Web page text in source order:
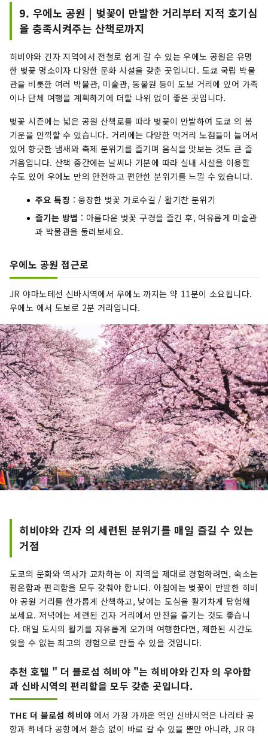
9. 우에노 공원 | 벚꽃이 만발한 거리부터 지적 호기심
을 충족시켜주는 산책로까지
히비야와 긴자 지역에서 전철로 쉽게 갈 수 있는 우에노 공원은 유명
한 벚꽃 명소이자 다양한 문화 시설을 갖춘 곳입니다. 도쿄 국립 박물
관을 비롯한 여러 박물관, 미술관, 동물원 등이 도보 거리에 있어 가족
이나 단체 여행을 계획하기에 더할 나위 없이 좋은 곳입니다.
벚꽃 시즌에는 넓은 공원 산책로를 따라 벚꽃이 만발하여 도쿄 의 봄
기운을 만끽할 수 있습니다. 거리에는 다양한 먹거리 노점들이 늘어서
있어 향긋한 냄새와 축제 분위기를 즐기며 음식을 맛보는 것도 큰 즐
거움입니다. 산책 중간에는 날씨나 기분에 따라 실내 시설을 이용할
수도 있어 우에노 만의 안전하고 편안한 분위기를 느낄 수 있습니다.
주요 특징 : 웅장한 벚꽃 가로수길 / 활기찬 분위기
즐기는 방법 : 아름다운 벚꽃 구경을 즐긴 후, 여유롭게 미술관
과 박물관을 둘러보세요.
우에노 공원 접근로
JR 야마노테선 신바시역에서 우에노 까지는 약 11분이 소요됩니다.
우에노 에서 도보로 2분 거리입니다.
히비야와 긴자 의 세련된 분위기를 매일 즐길 수 있는
거점
도쿄의 문화와 역사가 교차하는 이 지역을 제대로 경험하려면, 숙소는
평온함과 편리함을 모두 갖춰야 합니다. 아침에는 벚꽃이 만발한 히비
야 공원 거리를 한가롭게 산책하고, 낮에는 도심을 활기차게 탐험해
보세요. 저녁에는 세련된 긴자 거리에서 만찬을 즐기는 것도 좋습니
다. 매일 도시의 활기를 자유롭게 오가며 여행한다면, 제한된 시간도
잊을 수 없는 최고의 경험으로 만들 수 있을 것입니다.
추천 호텔 " 더 블로섬 히비야 "는 히비야와 긴자 의 우아함
과 신바시역의 편리함을 모두 갖춘 곳입니다.
THE 더 블로섬 히비야 에서 가장 가까운 역인 신바시역은 나리타 공
항과 하네다 공항에서 환승 없이 바로 갈 수 있을 뿐만 아니라, JR 야